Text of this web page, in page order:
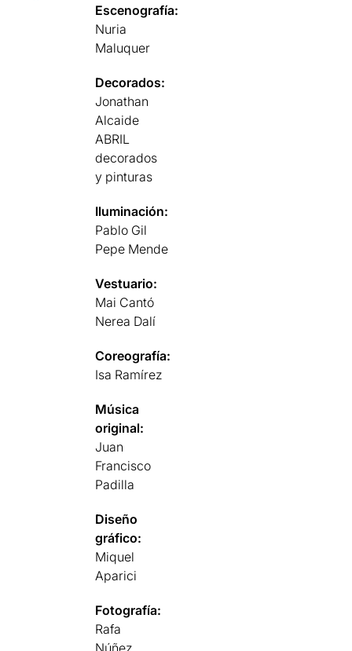
Escenografía:
Nuria
Maluquer
Decorados:
Jonathan
Alcaide
ABRIL
decorados
y pinturas
Iluminación:
Pablo Gil
Pepe Mende
Vestuario:
Mai Cantó
Nerea Dalí
Coreografía:
Isa Ramírez
Música
original:
Juan
Francisco
Padilla
Diseño
gráfico:
Miquel
Aparici
Fotografía:
Rafa
Núñez